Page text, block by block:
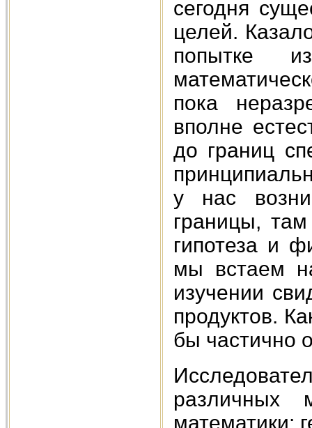
сегодня
целей.
попытке
пока
вполне
до границ
у нас
границы,
гипотеза и
мы встаем
изучении
продуктов.
бы частично
различных
математики: